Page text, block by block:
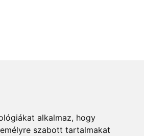
alkalmaz, hogy
szabott tartalmakat